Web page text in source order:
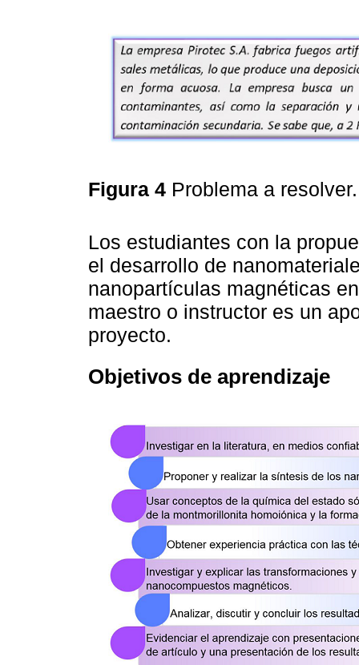
Figura 4 Problema a
Los estudiantes con la
el desarrollo de
nanopartículas magnéticas
maestro o instructor es un
proyecto.
Objetivos de aprendizaje